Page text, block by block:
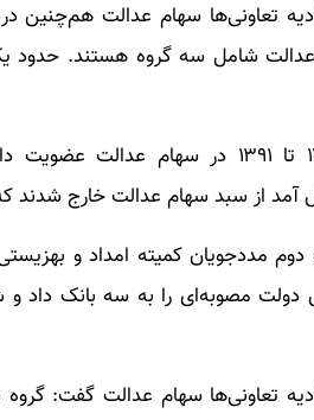
تعاونی‌ها سهام عدالت هم‌چنین
این افراد از سال ۱۳۸۵ تا ۱۳۹۱ در
از سبد سهام عدالت خارج شدند که